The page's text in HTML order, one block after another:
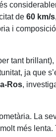
de 60 km/s
i
tant brillant),
ja que
Ros,
La
més lenta.